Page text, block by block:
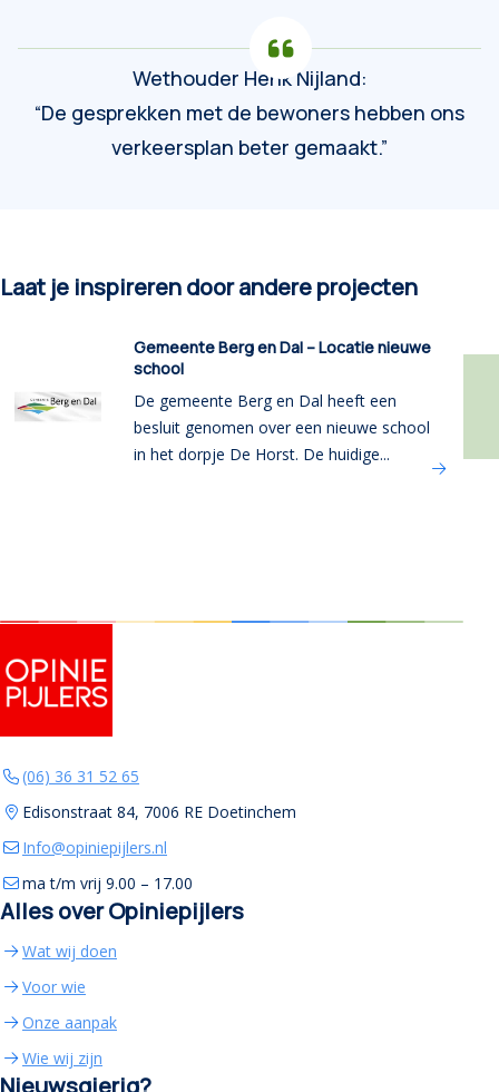
Wethouder Henk Nijland:
“De gesprekken met de bewoners hebben ons
verkeersplan beter gemaakt.”
Laat je inspireren door andere projecten
Gemeente Berg en Dal – Locatie nieuwe
school
De gemeente Berg en Dal heeft een
besluit genomen over een nieuwe school
in het dorpje De Horst. De huidige...
(06) 36 31 52 65
Edisonstraat 84, 7006 RE Doetinchem
Info@opiniepijlers.nl
ma t/m vrij 9.00 – 17.00
Alles over Opiniepijlers
Wat wij doen
Voor wie
Onze aanpak(opent in nieuw tabblad)
Wie wij zijn
Nieuwsgierig?